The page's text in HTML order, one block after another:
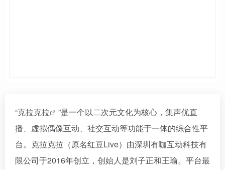
“克拉克拉
”是一个以二次元文化为核心，集声优直
播、虚拟偶像互动、社交互动等功能于一体的综合性平
台。克拉克拉（原名红豆Live）由深圳有咖互动科技有
限公司于2016年创立，创始人是刘子正和王瑜。平台最